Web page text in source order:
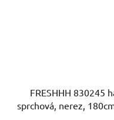
FRESHHH 830245
sprchová, nerez,